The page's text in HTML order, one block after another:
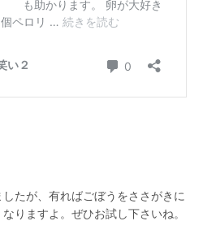
たが、有ればごぼうをささがきに
りますよ。ぜひお試し下さいね。